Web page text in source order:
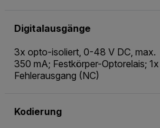
Digitalausgänge
3x opto-isoliert, 0-48 V DC, max.
350 mA; Festkörper-Optorelais; 1x
Fehlerausgang (NC)
Kodierung